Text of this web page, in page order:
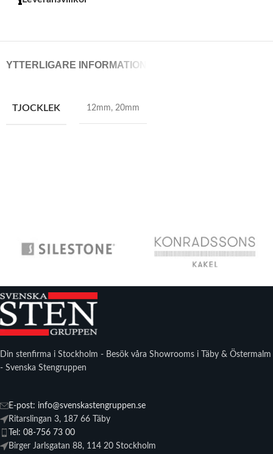
YTTERLIGARE INFORMATION
TJOCKLEK 12mm, 20mm
Din stenfirma i Stockholm - Besök våra Showrooms i Täby & Östermalm
- Svenska Stengruppen
E-post: info@svenskastengruppen.se
Ritarslingan 3, 187 66 Täby
Tel: 08-756 73 00
Birger Jarlsgatan 88, 114 20 Stockholm